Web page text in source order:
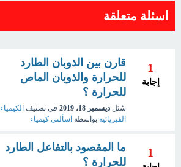
اسئلة متعلقة
1
إجابة
قارن بين الذوبان الطارد
للحرارة والذوبان الماص
للحرارة ؟
سُئل ديسمبر 18، 2019 في تصنيف الكيمياء
الفيزيائية بواسطة اسألنى كيمياء
1
ما المقصود بالتفاعل الطارد
للحرارة ؟